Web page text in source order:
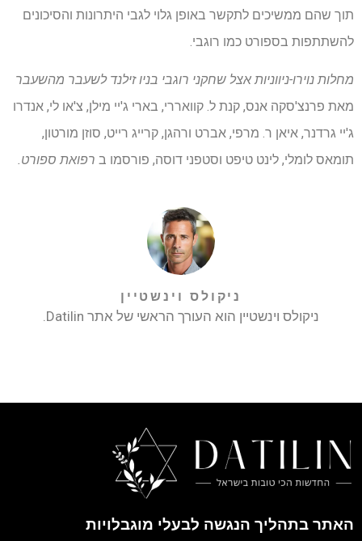
תוך שהם ממשיכים לתקשר באופן גלוי לגבי היתרונות והסיכונים
להשתתפות בספורט כמו רוגבי.
מחלות נוירו-ניווניות אצל שחקני רוגבי בניו זילנד לשעבר מהשעבר
מאת פרנצ'סקה אנס, קנת ל. קוואררי, בארי ג'יי מילן, צ'או לי, אנדרו
ג'יי גרדנר, איאן ר. מרפי, אברט ורהגן, קרייג רייט, סוזן מורטון,
תומאס לומלי, לינט טיפט וסטפני דוסה, פורסמו ב רפואת ספורט.
ניקולס וינשטיין
ניקולס וינשטיין הוא העורך הראשי של אתר Datilin.
האתר בתהליך הנגשה לבעלי מוגבלויות